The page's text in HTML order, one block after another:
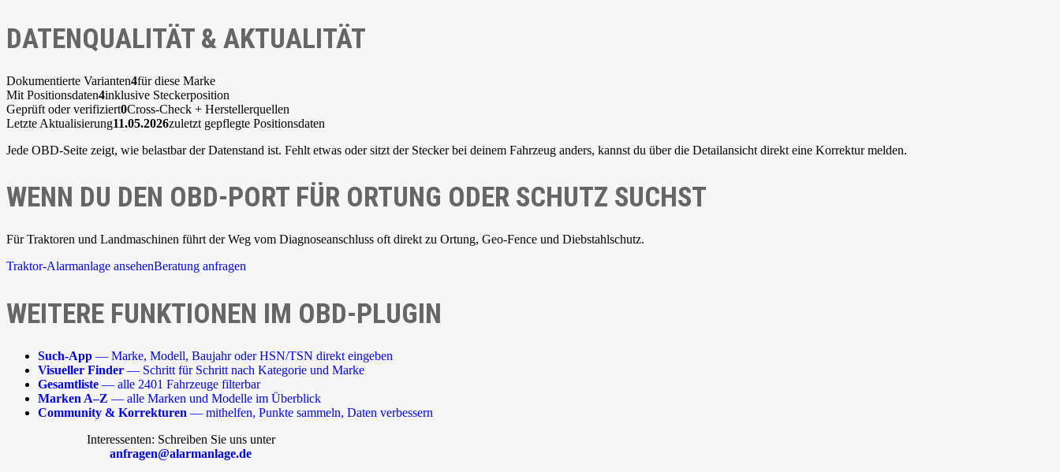
DATENQUALITÄT & AKTUALITÄT
Dokumentierte Varianten4für diese Marke
Mit Positionsdaten4inklusive Steckerposition
Geprüft oder verifiziert0Cross-Check + Herstellerquellen
Letzte Aktualisierung11.05.2026zuletzt gepflegte Positionsdaten
Jede OBD-Seite zeigt, wie belastbar der Datenstand ist. Fehlt etwas oder sitzt der Stecker bei deinem Fahrzeug anders, kannst du über die Detailansicht direkt eine Korrektur melden.
WENN DU DEN OBD-PORT FÜR ORTUNG ODER SCHUTZ SUCHST
Für Traktoren und Landmaschinen führt der Weg vom Diagnoseanschluss oft direkt zu Ortung, Geo-Fence und Diebstahlschutz.
Traktor-Alarmanlage ansehenBeratung anfragen
WEITERE FUNKTIONEN IM OBD-PLUGIN
Such-App — Marke, Modell, Baujahr oder HSN/TSN direkt eingeben
Visueller Finder — Schritt für Schritt nach Kategorie und Marke
Gesamtliste — alle 2401 Fahrzeuge filterbar
Marken A–Z — alle Marken und Modelle im Überblick
Community & Korrekturen — mithelfen, Punkte sammeln, Daten verbessern
Interessenten: Schreiben Sie uns unter
anfragen@alarmanlage.de